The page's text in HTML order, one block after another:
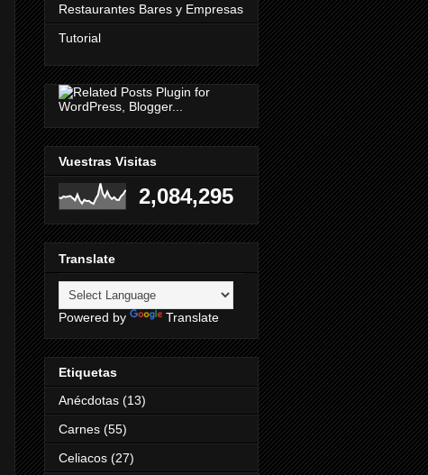
Restaurantes Bares y Empresas
Tutorial
Vuestras Visitas
2,084,295
Translate
Powered by Translate
Etiquetas
Anécdotas (13)
Carnes (55)
Celiacos (27)